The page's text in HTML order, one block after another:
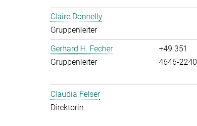
Claire Donnelly
Gruppenleiter
Gerhard H. Fecher
Gruppenleiter
+49 351
4646-2240
Claudia Felser
Direktorin